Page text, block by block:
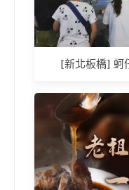
[新北板橋] 蚵